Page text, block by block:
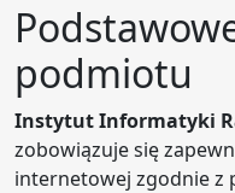
podmiotu
Instytut Informatyki
zobowiązuje się
internetowej zgodnie z